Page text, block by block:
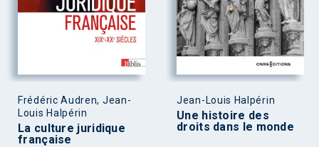
Frédéric Audren, Jean-
Louis Halpérin
La culture juridique
française
Jean-Louis Halpérin
Une histoire des
droits dans le monde